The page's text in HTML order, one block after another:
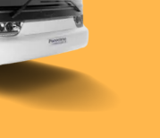
0
3
5
8